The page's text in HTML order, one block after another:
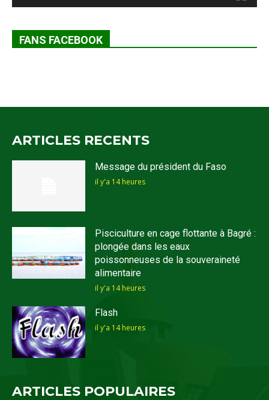
FANS FACEBOOK
ARTICLES RECENTS
Message du président du Faso
il y'a 14 heures
Pisciculture en cage flottante à Bagré :
plongée dans les eaux
poissonneuses de la souveraineté
alimentaire
il y'a 14 heures
Flash
il y'a 14 heures
ARTICLES POPULAIRES